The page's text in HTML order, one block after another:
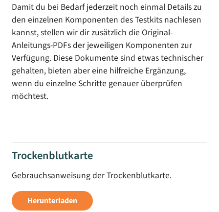
Damit du bei Bedarf jederzeit noch einmal Details zu
den einzelnen Komponenten des Testkits nachlesen
kannst, stellen wir dir zusätzlich die Original-
Anleitungs-PDFs der jeweiligen Komponenten zur
Verfügung. Diese Dokumente sind etwas technischer
gehalten, bieten aber eine hilfreiche Ergänzung,
wenn du einzelne Schritte genauer überprüfen
möchtest.
Trockenblutkarte
Gebrauchsanweisung der Trockenblutkarte.
Herunterladen